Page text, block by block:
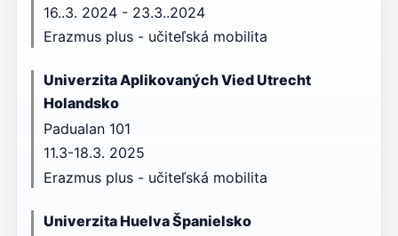
16..3. 2024 - 23.3..2024
Erazmus plus - učiteľská mobilita
Univerzita Aplikovaných Vied Utrecht
Holandsko
Padualan 101
11.3-18.3. 2025
Erazmus plus - učiteľská mobilita
Univerzita Huelva Španielsko